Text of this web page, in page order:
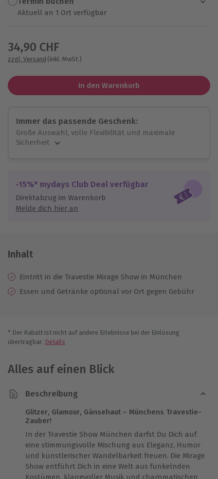
Aktuell an 1 Ort verfügbar
34,90 CHF
zzgl. Versand (inkl. MwSt.)
In den Warenkorb
Immer das passende Geschenk:
Große Auswahl, volle Flexibilität und maximale
Sicherheit
Jeder Gutschein für alle Erlebnisse einlösbar.
Maximale Sicherheit
10 Jahre gültig & verlängerbar.
-15%* mydays Club Deal verfügbar
Direktabzug im Warenkorb
Melde dich hier an
Inhalt
Eintritt in die Travestie Mirage Show in München
Essen und Getränke optional vor Ort gegen Gebühr
* Der Rabatt ist nicht auf andere Erlebnisse bei der Einlösung
übertragbar. Details
Alles auf einen Blick
Beschreibung
Glitzer, Glamour, Gänsehaut – Münchens Travestie-
Zauber!
In der Travestie Show München darfst Du Dich auf
eine stimmungsvolle Mischung aus Eleganz, Humor
und künstlerischer Wandelbarkeit freuen. Die Mirage
Show entführt Dich in eine Welt aus funkelnden
Kostümen, klangvoller Musik und charismatischen